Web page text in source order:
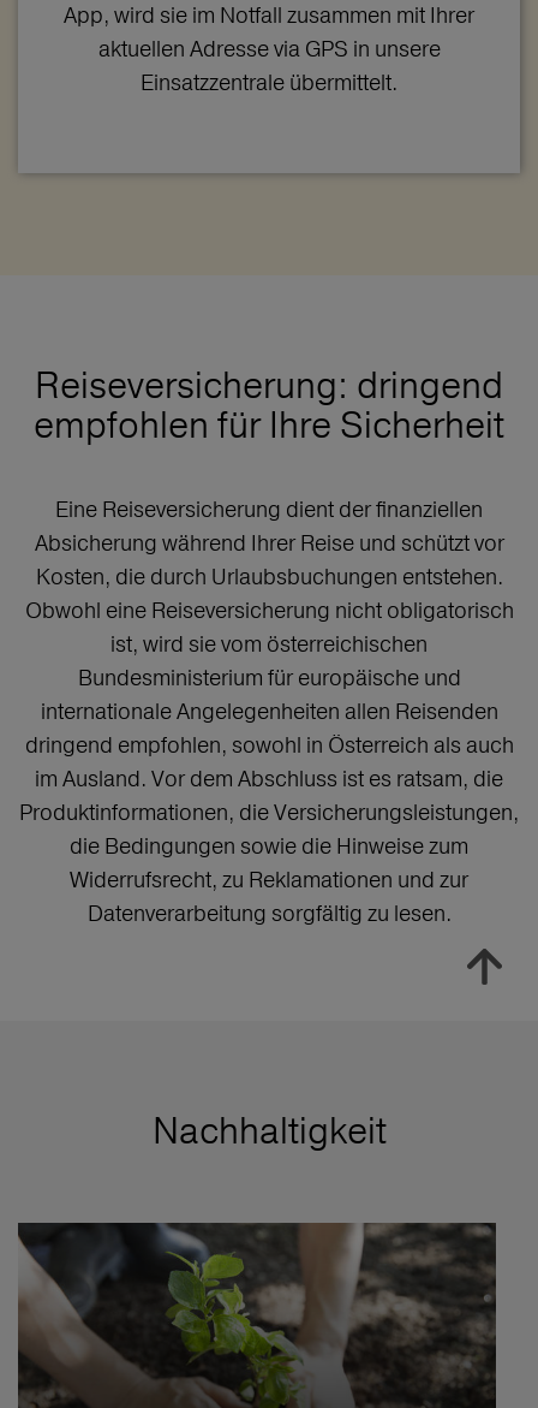
App, wird sie im Notfall zusammen mit Ihrer
aktuellen Adresse via GPS in unsere
Einsatzzentrale übermittelt.
Reiseversicherung: dringend
empfohlen für Ihre Sicherheit
Eine Reiseversicherung dient der finanziellen
Absicherung während Ihrer Reise und schützt vor
Kosten, die durch Urlaubsbuchungen entstehen.
Obwohl eine Reiseversicherung nicht obligatorisch
ist, wird sie vom österreichischen
Bundesministerium für europäische und
internationale Angelegenheiten allen Reisenden
dringend empfohlen, sowohl in Österreich als auch
im Ausland. Vor dem Abschluss ist es ratsam, die
Produktinformationen, die Versicherungsleistungen,
die Bedingungen sowie die Hinweise zum
Widerrufsrecht, zu Reklamationen und zur
Datenverarbeitung sorgfältig zu lesen.
Nachhaltigkeit